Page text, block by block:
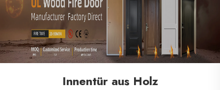
Innentür aus Holz